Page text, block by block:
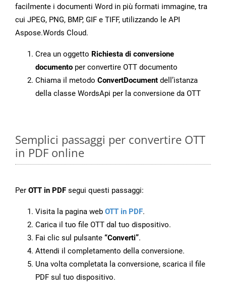
facilmente i documenti Word in più formati immagine, tra
cui JPEG, PNG, BMP, GIF e TIFF, utilizzando le API
Aspose.Words Cloud.
Crea un oggetto Richiesta di conversione
documento per convertire OTT documento
Chiama il metodo ConvertDocument dell’istanza
della classe WordsApi per la conversione da OTT
Semplici passaggi per convertire OTT
in PDF online
Per OTT in PDF segui questi passaggi:
Visita la pagina web OTT in PDF.
Carica il tuo file OTT dal tuo dispositivo.
Fai clic sul pulsante “Converti”.
Attendi il completamento della conversione.
Una volta completata la conversione, scarica il file
PDF sul tuo dispositivo.